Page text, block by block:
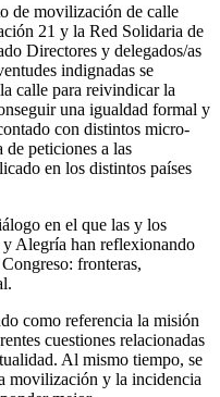
de movilización de calle
21 y la Red Solidaria de
Directores y delegados/as
indignadas se
calle para reivindicar la
una igualdad formal y
con distintos micro-
de peticiones a las
en los distintos países
en el que las y los
y Alegría han reflexionando
fronteras,
como referencia la misión
cuestiones relacionadas
Al mismo tiempo, se
movilización y la incidencia